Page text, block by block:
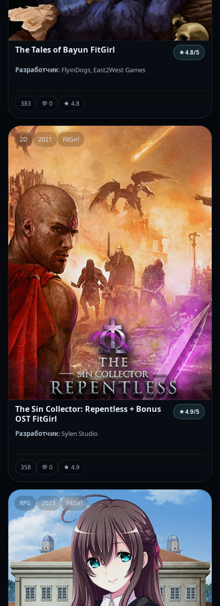
The Tales of Bayun FitGirl ★4.8/5
Разработчик: FlyinDogs, East2West Games
383 💬 0 ★ 4.8
2D 2021 FitGirl
The Sin Collector: Repentless + Bonus
OST FitGirl
★4.9/5
Разработчик: Sylen Studio
358 💬 0 ★ 4.9
RPG 2023 FitGirl